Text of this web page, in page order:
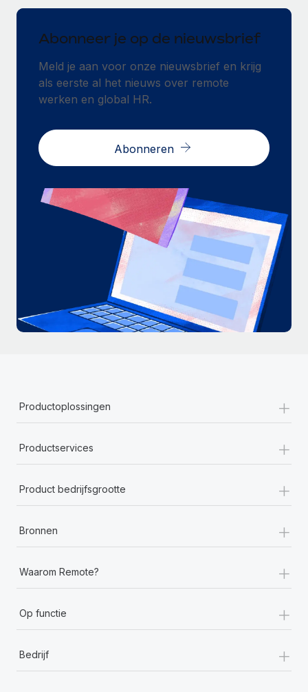
Abonneer je op de nieuwsbrief
Meld je aan voor onze nieuwsbrief en krijg
als eerste al het nieuws over remote
werken en global HR.
Abonneren
Productoplossingen +
Productservices +
Product bedrijfsgrootte +
Bronnen +
Waarom Remote? +
Op functie +
Bedrijf +